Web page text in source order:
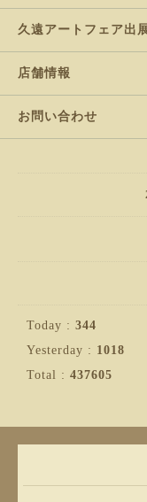
久遠アートフェア出
店舗情報
お問い合わせ
Today : 344
Yesterday : 1018
Total : 437605